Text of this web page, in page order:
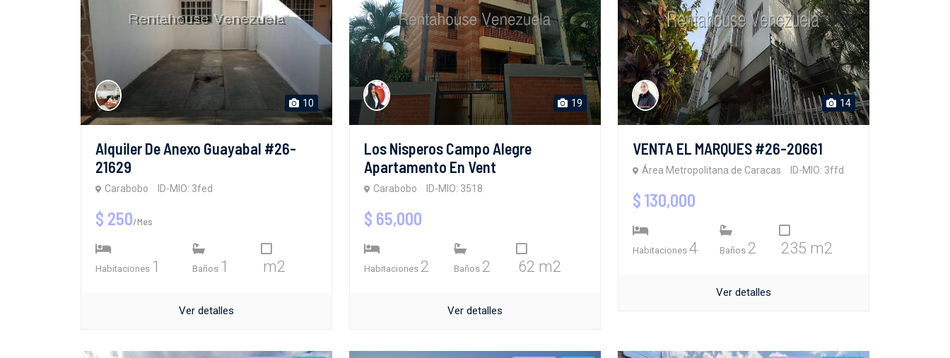
10
Alquiler De Anexo Guayabal #26-
21629
Carabobo ID-MIO: 3fed
$ 250/Mes
Habitaciones 1 Baños 1 m2
Ver detalles
19
Los Nisperos Campo Alegre
Apartamento En Vent
Carabobo ID-MIO: 3518
$ 65,000
Habitaciones 2 Baños 2 62 m2
Ver detalles
14
VENTA EL MARQUES #26-20661
Área Metropolitana de Caracas ID-MIO: 3ffd
$ 130,000
Habitaciones 4 Baños 2 235 m2
Ver detalles